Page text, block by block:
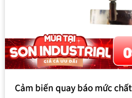
Cảm biến quay báo mức chất